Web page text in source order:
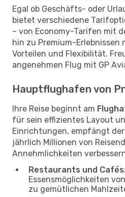
Egal ob Geschäfts- oder
bietet verschiedene
– von Economy-Tarifen mit
hin zu Premium-Erlebnissen
Vorteilen und Flexibilität.
angenehmen Flug mit GP
Hauptflughafen von
Ihre Reise beginnt am
für sein effizientes Layout
Einrichtungen, empfängt
jährlich Millionen von
Annehmlichkeiten
Restaurants und
Essensmöglichkeiten
zu gemütlichen